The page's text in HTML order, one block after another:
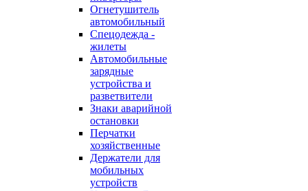
Огнетушитель
автомобильный
Спецодежда -
жилеты
Автомобильные
зарядные
устройства и
разветвители
Знаки аварийной
остановки
Перчатки
хозяйственные
Держатели для
мобильных
устройств